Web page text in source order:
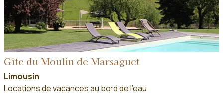
Gîte du Moulin de Marsaguet
Limousin
Locations de vacances au bord de l'eau